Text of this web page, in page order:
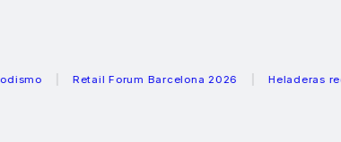
Retail Forum Barcelona 2026 Heladeras